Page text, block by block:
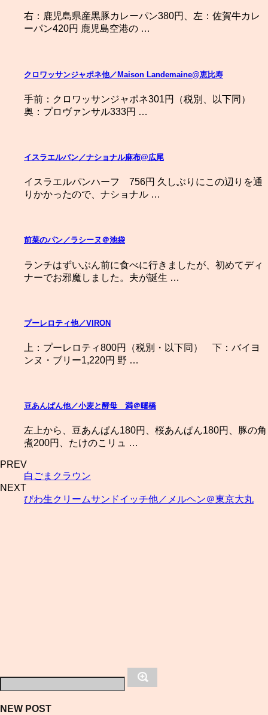
右：鹿児島県産黒豚カレーパン380円、左：佐賀牛カレ
ーパン420円 鹿児島空港の …
クロワッサンジャポネ他／Maison Landemaine@恵比寿
手前：クロワッサンジャポネ301円（税別、以下同）
奥：プロヴァンサル333円 …
イスラエルパン／ナショナル麻布@広尾
イスラエルパンハーフ 756円 久しぶりにこの辺りを通
りかかったので、ナショナル …
前菜のパン／ラシーヌ＠池袋
ランチはずいぶん前に食べに行きましたが、初めてディ
ナーでお邪魔しました。夫が誕生 …
プーレロティ他／VIRON
上：プーレロティ800円（税別・以下同） 下：バイヨ
ンヌ・ブリー1,220円 野 …
豆あんぱん他／小麦と酵母 満＠曙橋
左上から、豆あんぱん180円、桜あんぱん180円、豚の角
煮200円、たけのこリュ …
PREV
白ごまクラウン
NEXT
びわ生クリームサンドイッチ他／メルヘン＠東京大丸
NEW POST